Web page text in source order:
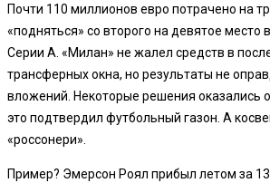
Почти 110 миллионов евро потрачено на
«подняться» со второго на девятое место
Серии А. «Милан» не жалел средств в
трансферных окна, но результаты не
вложений. Некоторые решения оказались
это подтвердил футбольный газон. А
«россонери».
Пример? Эмерсон Роял прибыл летом за